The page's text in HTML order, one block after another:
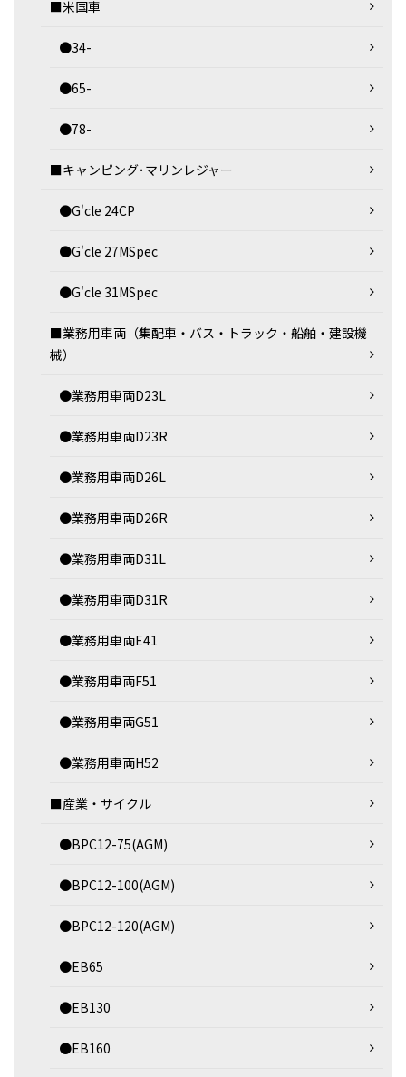
■米国車
●34-
●65-
●78-
■キャンピング･マリンレジャー
●G'cle 24CP
●G'cle 27MSpec
●G'cle 31MSpec
■業務用車両（集配車・バス・トラック・船舶・建設機
械）
●業務用車両D23L
●業務用車両D23R
●業務用車両D26L
●業務用車両D26R
●業務用車両D31L
●業務用車両D31R
●業務用車両E41
●業務用車両F51
●業務用車両G51
●業務用車両H52
■産業・サイクル
●BPC12-75(AGM)
●BPC12-100(AGM)
●BPC12-120(AGM)
●EB65
●EB130
●EB160